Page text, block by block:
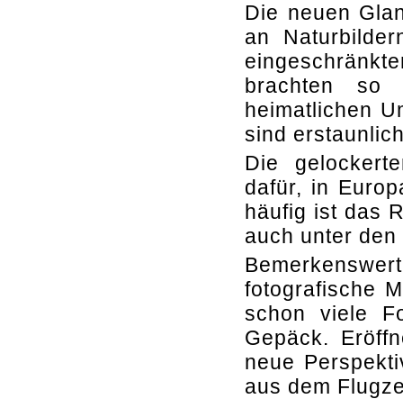
Die neuen
an
brachten so
heimatlichen
sind
Die
dafür, in
häufig ist das
auch unter
fotografische
schon viele
Gepäck.
neue
aus dem